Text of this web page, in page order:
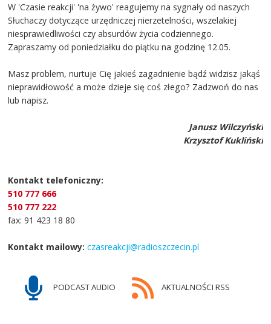
W 'Czasie reakcji' 'na żywo' reagujemy na sygnały od naszych
Słuchaczy dotyczące urzędniczej nierzetelności, wszelakiej
niesprawiedliwości czy absurdów życia codziennego.
Zapraszamy od poniedziałku do piątku na godzinę 12.05.
Masz problem, nurtuje Cię jakieś zagadnienie bądź widzisz jakąś
nieprawidłowość a może dzieje się coś złego? Zadzwoń do nas
lub napisz.
Janusz Wilczyński
Krzysztof Kukliński
Kontakt telefoniczny:
510 777 666
510 777 222
fax: 91 423 18 80
Kontakt mailowy: czasreakcji@radioszczecin.pl
PODCAST AUDIO AKTUALNOŚCI RSS